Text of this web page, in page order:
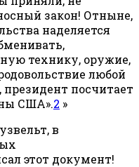
закон! Отныне,
наделяется
технику, оружие,
любой
президент посчитает
США».2 »
в
этот документ!